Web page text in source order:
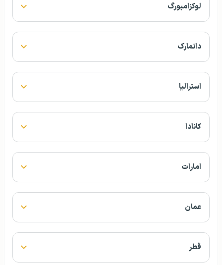
لوکزامبورگ
دانمارک
استرالیا
کانادا
امارات
عمان
قطر